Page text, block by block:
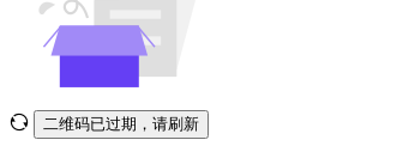
二维码已过期，请刷新